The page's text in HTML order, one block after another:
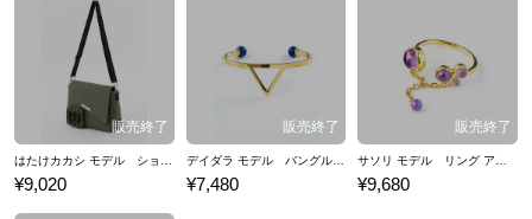
はたけカカシ モデル ショルダーバッグ バッグ NARUTO-ナルト-疾風伝
¥9,020
デイダラ モデル バングル ブレスレット アクセサリー NARUTO-ナルト- 疾風伝
¥7,480
サソリ モデル リング アクセサリー NARUTO-ナルト- 疾風伝
¥9,680